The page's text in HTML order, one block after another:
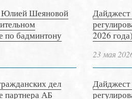
Юлией Шеяновой
по бадминтону
дел
партнера АБ
Дайджест
2026
23 мая
Дайджест